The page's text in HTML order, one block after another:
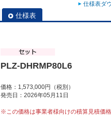
仕様表ダ
仕様表
PLZ-DHRMP80L6
価格：1,573,000円（税別）
発売日：2026年05月11日
※この価格は事業者様向けの積算見積価